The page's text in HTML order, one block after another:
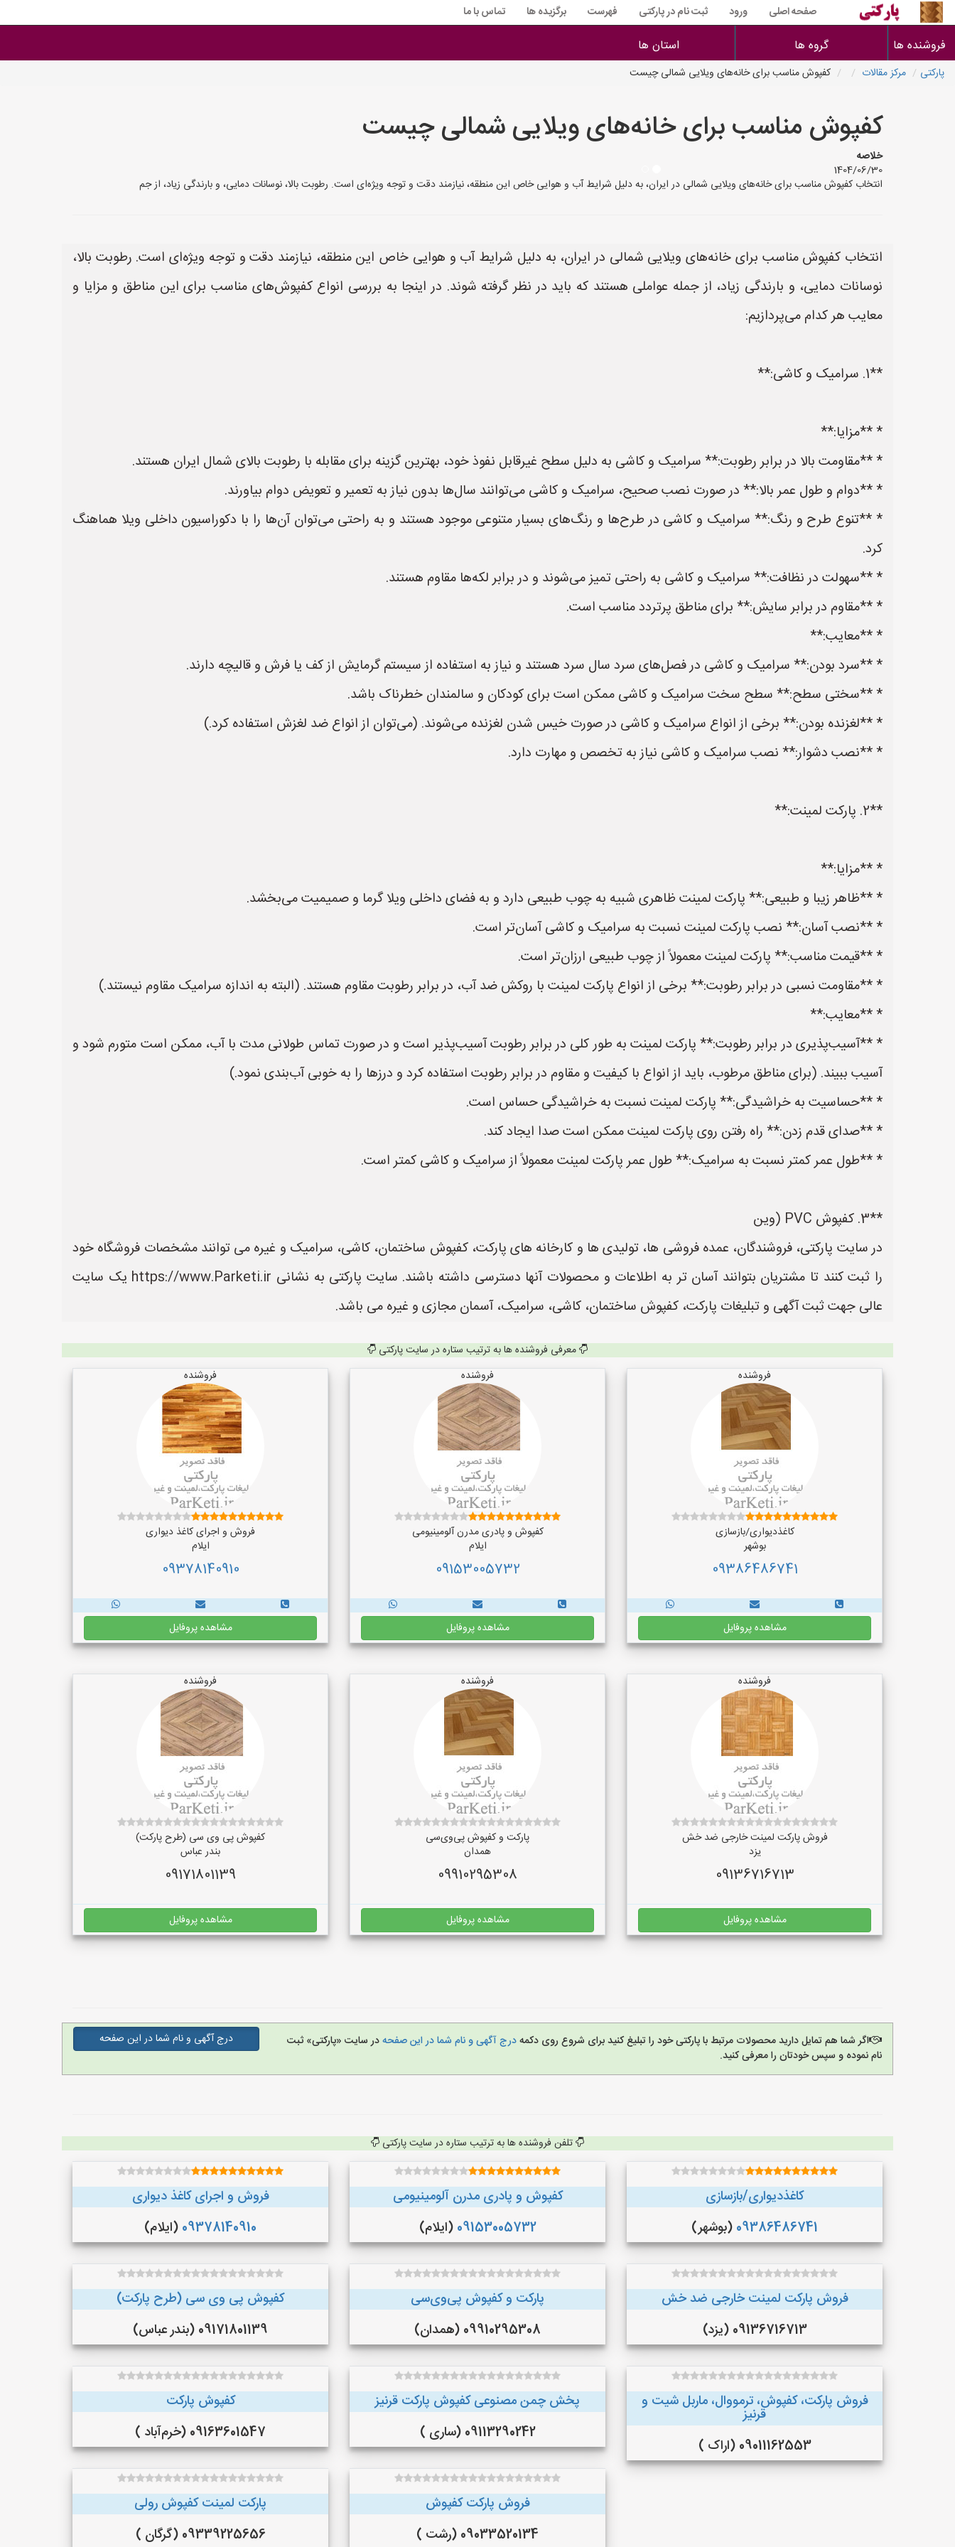
صفحه اصلی ورود ثبت نام در پارکتی فهرست برگزیده ها تماس با ما
فروشنده ها گروه ها استان ها
پارکتی مرکز مقالات کفپوش مناسب برای خانه‌های ویلایی شمالی چیست
کفپوش مناسب برای خانه‌های ویلایی شمالی چیست
خلاصه
1404/06/30
انتخاب کفپوش مناسب برای خانه‌های ویلایی شمالی در ایران، به دلیل شرایط آب و هوایی خاص این منطقه، نیازمند دقت و توجه ویژه‌ای است. رطوبت بالا، نوسانات دمایی، و بارندگی زیاد، از جم
انتخاب کفپوش مناسب برای خانه‌های ویلایی شمالی در ایران، به دلیل شرایط آب و هوایی خاص این منطقه، نیازمند دقت و توجه ویژه‌ای است. رطوبت بالا،
نوسانات دمایی، و بارندگی زیاد، از جمله عواملی هستند که باید در نظر گرفته شوند. در اینجا به بررسی انواع کفپوش‌های مناسب برای این مناطق و مزایا و
معایب هر کدام می‌پردازیم:
**1. سرامیک و کاشی:**
* **مزایا:**
* **مقاومت بالا در برابر رطوبت:** سرامیک و کاشی به دلیل سطح غیرقابل نفوذ خود، بهترین گزینه برای مقابله با رطوبت بالای شمال ایران هستند.
* **دوام و طول عمر بالا:** در صورت نصب صحیح، سرامیک و کاشی می‌توانند سال‌ها بدون نیاز به تعمیر و تعویض دوام بیاورند.
* **تنوع طرح و رنگ:** سرامیک و کاشی در طرح‌ها و رنگ‌های بسیار متنوعی موجود هستند و به راحتی می‌توان آن‌ها را با دکوراسیون داخلی ویلا هماهنگ
کرد.
* **سهولت در نظافت:** سرامیک و کاشی به راحتی تمیز می‌شوند و در برابر لکه‌ها مقاوم هستند.
* **مقاوم در برابر سایش:** برای مناطق پرتردد مناسب است.
* **معایب:**
* **سرد بودن:** سرامیک و کاشی در فصل‌های سرد سال سرد هستند و نیاز به استفاده از سیستم گرمایش از کف یا فرش و قالیچه دارند.
* **سختی سطح:** سطح سخت سرامیک و کاشی ممکن است برای کودکان و سالمندان خطرناک باشد.
* **لغزنده بودن:** برخی از انواع سرامیک و کاشی در صورت خیس شدن لغزنده می‌شوند. (می‌توان از انواع ضد لغزش استفاده کرد.)
* **نصب دشوار:** نصب سرامیک و کاشی نیاز به تخصص و مهارت دارد.
**2. پارکت لمینت:**
* **مزایا:**
* **ظاهر زیبا و طبیعی:** پارکت لمینت ظاهری شبیه به چوب طبیعی دارد و به فضای داخلی ویلا گرما و صمیمیت می‌بخشد.
* **نصب آسان:** نصب پارکت لمینت نسبت به سرامیک و کاشی آسان‌تر است.
* **قیمت مناسب:** پارکت لمینت معمولاً از چوب طبیعی ارزان‌تر است.
* **مقاومت نسبی در برابر رطوبت:** برخی از انواع پارکت لمینت با روکش ضد آب، در برابر رطوبت مقاوم هستند. (البته به اندازه سرامیک مقاوم نیستند.)
* **معایب:**
* **آسیب‌پذیری در برابر رطوبت:** پارکت لمینت به طور کلی در برابر رطوبت آسیب‌پذیر است و در صورت تماس طولانی مدت با آب، ممکن است متورم شود و
آسیب ببیند. (برای مناطق مرطوب، باید از انواع با کیفیت و مقاوم در برابر رطوبت استفاده کرد و درزها را به خوبی آب‌بندی نمود.)
* **حساسیت به خراشیدگی:** پارکت لمینت نسبت به خراشیدگی حساس است.
* **صدای قدم زدن:** راه رفتن روی پارکت لمینت ممکن است صدا ایجاد کند.
* **طول عمر کمتر نسبت به سرامیک:** طول عمر پارکت لمینت معمولاً از سرامیک و کاشی کمتر است.
**3. کفپوش PVC (وین
در سایت پارکتی، فروشندگان، عمده فروشی ها، تولیدی ها و کارخانه های پارکت، کفپوش ساختمان، کاشی، سرامیک و غیره می توانند مشخصات فروشگاه خود
را ثبت کنند تا مشتریان بتوانند آسان تر به اطلاعات و محصولات آنها دسترسی داشته باشند. سایت پارکتی به نشانی https://www.Parketi.ir یک سایت
عالی جهت ثبت آگهی و تبلیغات پارکت، کفپوش ساختمان، کاشی، سرامیک، آسمان مجازی و غیره می باشد.
معرفی فروشنده ها به ترتیب ستاره در سایت پارکتی
فروشنده
کاغذدیواری/بازسازی
بوشهر
09386486741
مشاهده پروفایل
فروشنده
کفپوش و پادری مدرن آلومینیومی
ایلام
09153005732
مشاهده پروفایل
فروشنده
فروش و اجرای کاغذ دیواری
ایلام
09378140910
مشاهده پروفایل
فروشنده
فروش پارکت لمینت خارجی ضد خش
یزد
09136716713
مشاهده پروفایل
فروشنده
پارکت و کفپوش پی‌وی‌سی
همدان
09910295308
مشاهده پروفایل
فروشنده
کفپوش پی وی سی (طرح پارکت)
بندر عباس
09171801139
مشاهده پروفایل
اگر شما هم تمایل دارید محصولات مرتبط با پارکتی خود را تبلیغ کنید برای شروع روی دکمهدرج آگهی و نام شما در این صفحهدر سایت «پارکتی» ثبت
نام نموده و سپس خودتان را معرفی کنید.
درج آگهی و نام شما در این صفحه
تلفن فروشنده ها به ترتیب ستاره در سایت پارکتی
کاغذدیواری/بازسازی
09386486741 (بوشهر)
کفپوش و پادری مدرن آلومینیومی
09153005732 (ایلام)
فروش و اجرای کاغذ دیواری
09378140910 (ایلام)
فروش پارکت لمینت خارجی ضد خش
09136716713 (یزد)
پارکت و کفپوش پی‌وی‌سی
09910295308 (همدان)
کفپوش پی وی سی (طرح پارکت)
09171801139 (بندر عباس)
فروش پارکت، کفپوش، ترمووال، ماربل شیت و
قرنیز
09011162553 (اراک )
پخش چمن مصنوعی کفپوش پارکت قرنیز
09113290242 (ساری )
کفپوش پارکت
09163601547 (خرم‌آباد )
فروش پارکت کفپوش
09033520134 (رشت )
پارکت لمینت کفپوش رولی
09339225656 (گرگان )